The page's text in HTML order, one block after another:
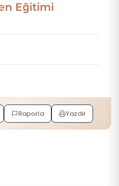
Eğitimi
Raporla Yazdir